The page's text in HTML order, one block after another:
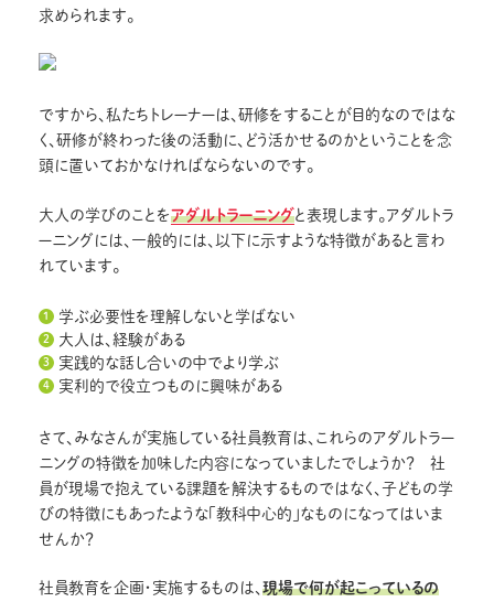
求められます。
ですから、私たちトレーナーは、研修をすることが目的なのではな
く、研修が終わった後の活動に、どう活かせるのかということを念
頭に置いておかなければならないのです。
大人の学びのことをアダルトラーニングと表現します。アダルトラ
ーニングには、一般的には、以下に示すような特徴があると言わ
れています。
学ぶ必要性を理解しないと学ばない
大人は、経験がある
実践的な話し合いの中でより学ぶ
実利的で役立つものに興味がある
さて、みなさんが実施している社員教育は、これらのアダルトラー
ニングの特徴を加味した内容になっていましたでしょうか？ 社
員が現場で抱えている課題を解決するものではなく、子どもの学
びの特徴にもあったような「教科中心的」なものになってはいま
せんか？
社員教育を企画・実施するものは、 現場で何が起こっているの